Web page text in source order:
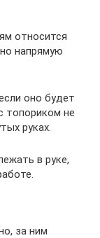
относится
напрямую
оно будет
топориком не
руках.
в руке,
за ним